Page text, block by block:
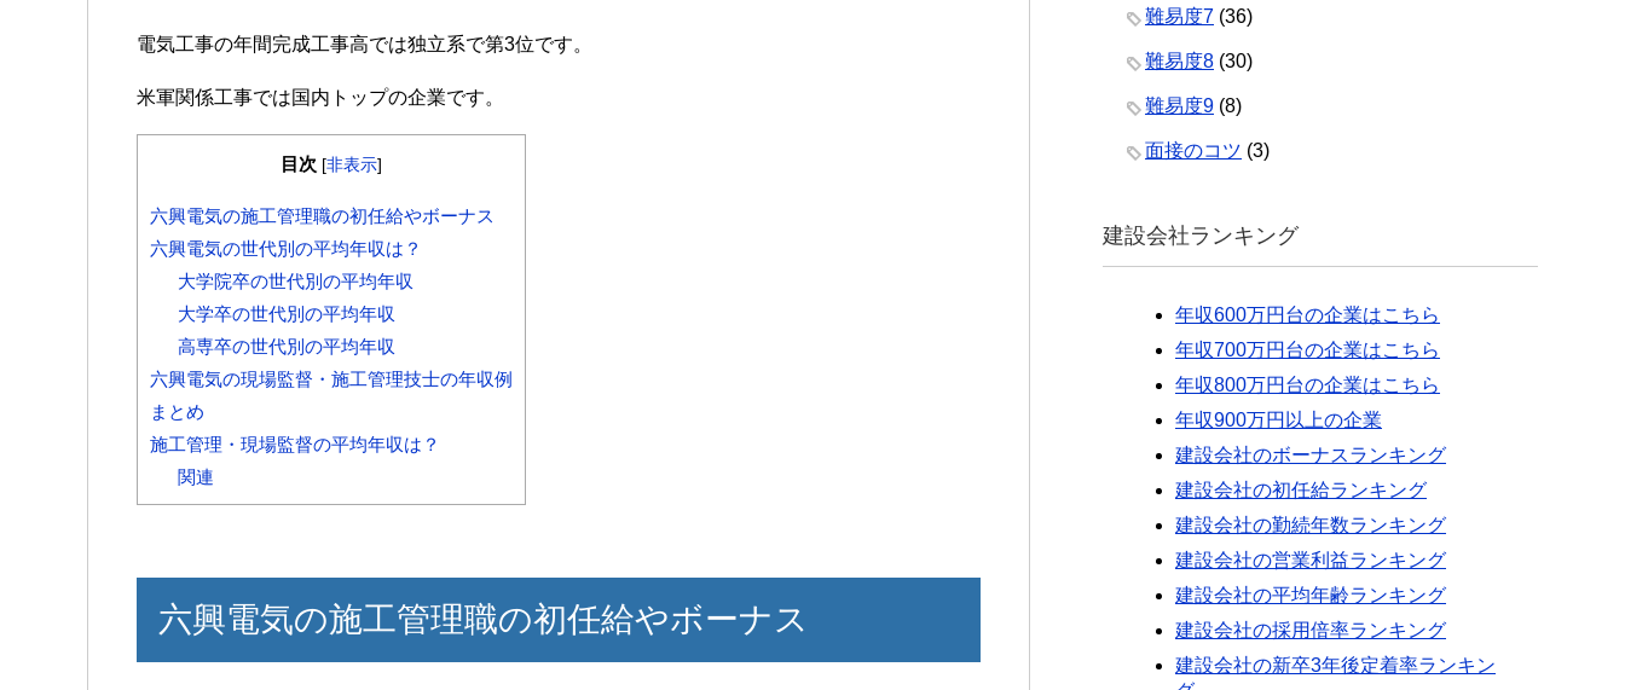
電気工事の年間完成工事高では独立系で第3位です。
米軍関係工事では国内トップの企業です。
目次 [非表示]
六興電気の施工管理職の初任給やボーナス
六興電気の世代別の平均年収は？
大学院卒の世代別の平均年収
大学卒の世代別の平均年収
高専卒の世代別の平均年収
六興電気の現場監督・施工管理技士の年収例
まとめ
施工管理・現場監督の平均年収は？
関連
六興電気の施工管理職の初任給やボーナス
難易度7 (36)
難易度8 (30)
難易度9 (8)
面接のコツ (3)
建設会社ランキング
年収600万円台の企業はこちら
年収700万円台の企業はこちら
年収800万円台の企業はこちら
年収900万円以上の企業
建設会社のボーナスランキング
建設会社の初任給ランキング
建設会社の勤続年数ランキング
建設会社の営業利益ランキング
建設会社の平均年齢ランキング
建設会社の採用倍率ランキング
建設会社の新卒3年後定着率ランキン